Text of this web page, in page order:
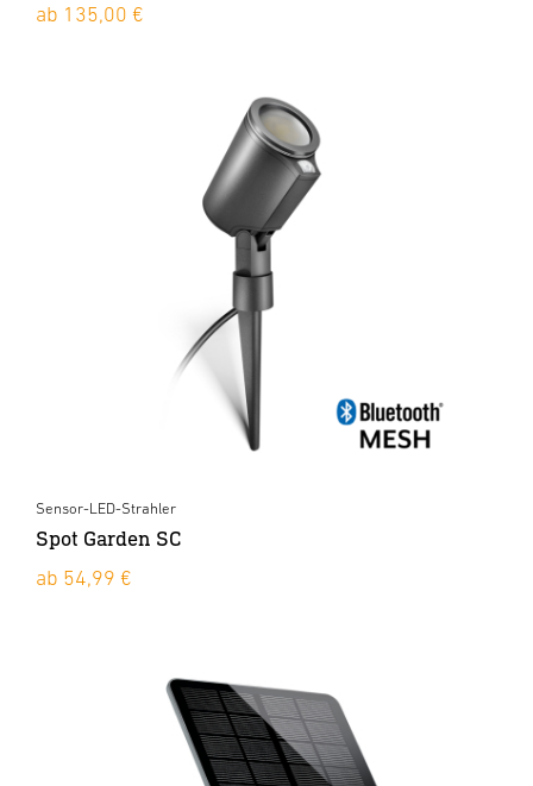
ab 135,00 €
Sensor-LED-Strahler
Spot Garden SC
ab 54,99 €